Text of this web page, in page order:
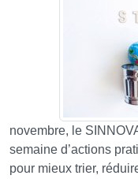
novembre, le
semaine d’actions
pour mieux trier,